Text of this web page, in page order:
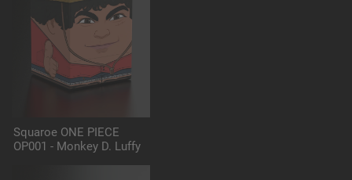
Squaroe ONE PIECE
OP001 - Monkey D. Luffy